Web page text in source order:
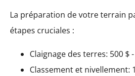
La préparation de votre terrain
étapes cruciales :
Claignage des terres: 500 $
Classement et nivellement: